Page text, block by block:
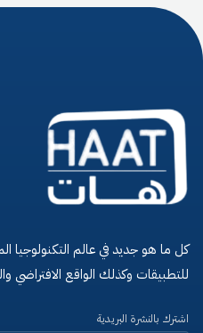
كل ما هو جديد في عالم التكنولوجيا
للتطبيقات وكذلك الواقع الافتراضي
اشترك بالنشرة البريدية